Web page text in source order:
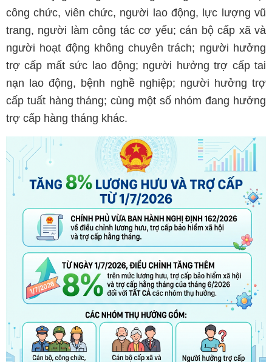
công chức, viên chức, người lao động, lực lượng vũ
trang, người làm công tác cơ yếu; cán bộ cấp xã và
người hoạt động không chuyên trách; người hưởng
trợ cấp mất sức lao động; người hưởng trợ cấp tai
nạn lao động, bệnh nghề nghiệp; người hưởng trợ
cấp tuất hàng tháng; cùng một số nhóm đang hưởng
trợ cấp hàng tháng khác.